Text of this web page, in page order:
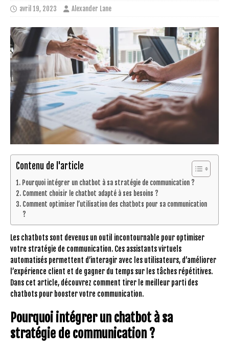
avril 19, 2023 Alexander Lane
Contenu de l'article
Pourquoi intégrer un chatbot à sa stratégie de communication ?
Comment choisir le chatbot adapté à ses besoins ?
Comment optimiser l’utilisation des chatbots pour sa communication
?
Les chatbots sont devenus un outil incontournable pour optimiser
votre stratégie de communication. Ces assistants virtuels
automatisés permettent d’interagir avec les utilisateurs, d’améliorer
l’expérience client et de gagner du temps sur les tâches répétitives.
Dans cet article, découvrez comment tirer le meilleur parti des
chatbots pour booster votre communication.
Pourquoi intégrer un chatbot à sa
stratégie de communication ?